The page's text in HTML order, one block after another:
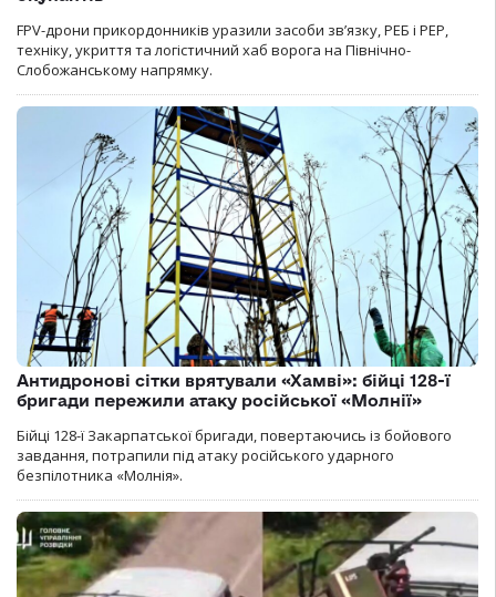
FPV-дрони прикордонників уразили засоби зв’язку, РЕБ і РЕР,
техніку, укриття та логістичний хаб ворога на Північно-
Слобожанському напрямку.
Антидронові сітки врятували «Хамві»: бійці 128-ї
бригади пережили атаку російської «Молнії»
Бійці 128-ї Закарпатської бригади, повертаючись із бойового
завдання, потрапили під атаку російського ударного
безпілотника «Молнія».